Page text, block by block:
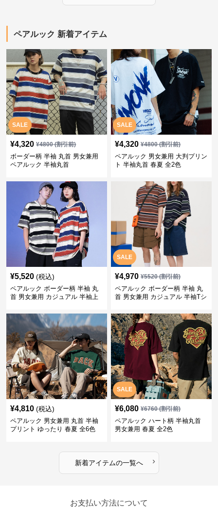
ペアルック 新着アイテム
SALE
¥4,320 ¥4800(割引前)
ボーダー柄 半袖 丸首 男女兼用
ペアルック 半袖丸首
SALE
¥4,320 ¥4800(割引前)
ペアルック 男女兼用 大判プリン
ト 半袖丸首 春夏 全2色
¥5,520 (税込)
ペアルック ボーダー柄 半袖 丸
首 男女兼用 カジュアル 半袖上
SALE
¥4,970 ¥5520(割引前)
ペアルック ボーダー柄 半袖 丸
首 男女兼用 カジュアル 半袖Tシ
¥4,810 (税込)
ペアルック 男女兼用 丸首 半袖
プリント ゆったり 春夏 全6色
SALE
¥6,080 ¥6760(割引前)
ペアルック ハート柄 半袖丸首
男女兼用 春夏 全2色
新着アイテムの一覧へ ›
お支払い方法について